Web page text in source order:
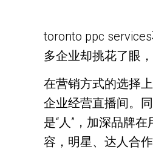
toronto ppc
多企业却挑花了眼
在营销方式的选择
企业经营直播间。
是“人”，加深品牌
容，明星、达人合